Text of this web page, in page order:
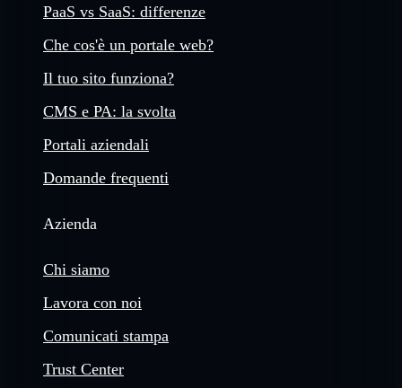
PaaS vs SaaS: differenze
Che cos'è un portale web?
Il tuo sito funziona?
CMS e PA: la svolta
Portali aziendali
Domande frequenti
Azienda
Chi siamo
Lavora con noi
Comunicati stampa
Trust Center